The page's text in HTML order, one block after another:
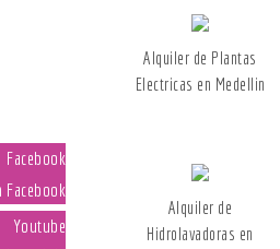
Facebook
Youtube
Alquiler de Plantas
Electricas en Medellin
Alquiler de
Hidrolavadoras en